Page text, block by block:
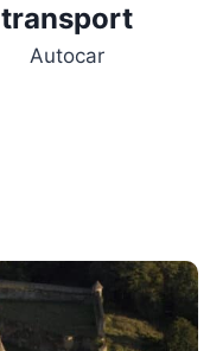
transport
Autocar